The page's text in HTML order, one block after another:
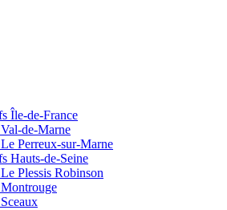
Île-de-France
de-Marne
Perreux-sur-Marne
Hauts-de-Seine
Plessis Robinson